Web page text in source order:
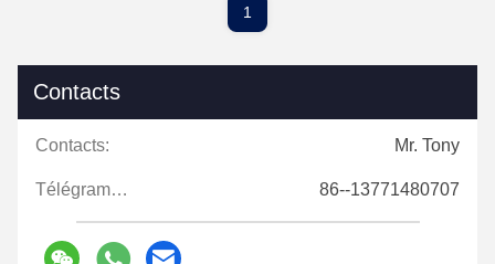
1
Contacts
Contacts: Mr. Tony
Télégramme: 86--13771480707